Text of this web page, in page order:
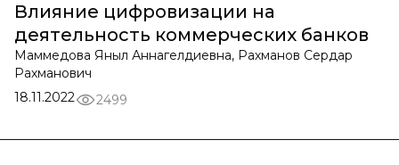
Влияние цифровизации на
деятельность коммерческих банков
Маммедова Яныл Аннагелдиевна, Рахманов Сердар
Рахманович
18.11.2022
2499